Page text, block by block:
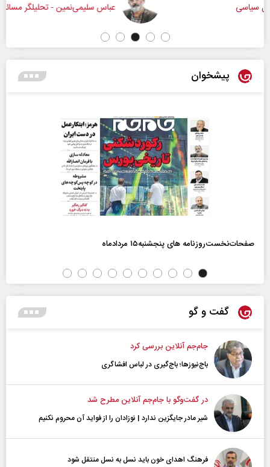
عباس سلیمی‌نمین - تحلیلگر مسائل سیاسی
پیشخوان
صفحات‌نخست‌روزنامه ها‌ی پنجشنبه‌۱۵ مردادماه
گفت و گو
جام‌جم آنلاین بررسی کرد
باج‌نیوزها؛ باج‌گیری در لباس افشاگری
در گفت‌و‌گو با جام‌جم آنلاین مطرح شد
شیر مادر جایگزین ندارد | نوزادان را از فواید آن محروم نکنیم
فرهنگ اهدای خون باید نسل به نسل منتقل شود